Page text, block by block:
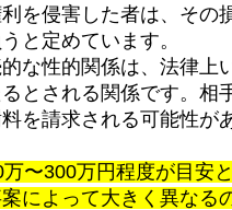
を侵害した者は、その
と定めています。
な性的関係は、法律上
とされる関係です。相
を請求される可能性が
〜300万円程度が目安
によって大きく異なる